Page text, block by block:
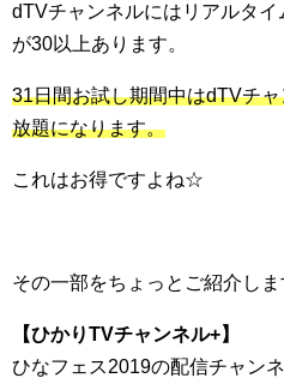
dTVチャンネルにはリアルタ
が30以上あります。
31日間お試し期間中はdTVチ
放題になります。
これはお得ですよね☆
その一部をちょっとご紹介しま
【ひかりTVチャンネル+】
ひなフェス2019の配信チャン